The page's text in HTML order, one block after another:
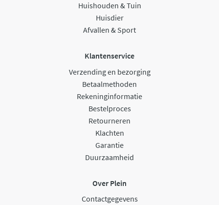
Huishouden & Tuin
Huisdier
Afvallen & Sport
Klantenservice
Verzending en bezorging
Betaalmethoden
Rekeninginformatie
Bestelproces
Retourneren
Klachten
Garantie
Duurzaamheid
Over Plein
Contactgegevens